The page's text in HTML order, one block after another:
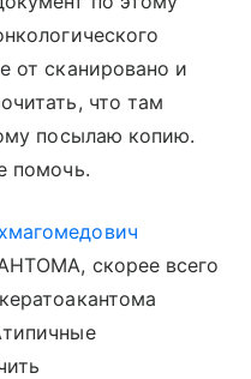
от сканировано и
что там
посылаю копию.
помочь.
скорее всего